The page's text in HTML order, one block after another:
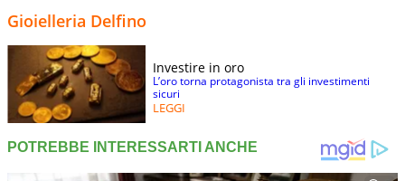
Gioielleria Delfino
Investire in oro
L’oro torna protagonista tra gli investimenti
sicuri
LEGGI